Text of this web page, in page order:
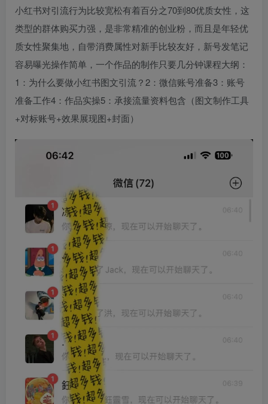
小红书对引流行为比较宽松有着百分之70到80优质女性，这
类型的群体购买力强，是非常精准的创业粉，而且是年轻优
质女性聚集地，自带消费属性对新手比较友好，新号发笔记
容易曝光操作简单，一个作品的制作只要几分钟课程大纲：
1：为什么要做小红书图文引流？2：微信账号准备3：账号
准备工作4：作品实操5：承接流量资料包含（图文制作工具
+对标账号+效果展现图+封面）